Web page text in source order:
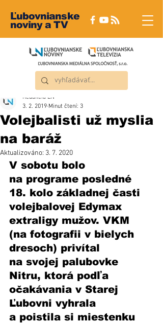
Ľubovnianske
noviny a TV
Volejbalisti už myslia
na baráž
Redakcia ĽN
3. 2. 2019 Minut čtení: 3
Aktualizováno: 3. 7. 2020
V sobotu bolo
na programe posledné
18. kolo základnej časti
volejbalovej Edymax
extraligy mužov. VKM
(na fotografii v bielych
dresoch) privítal
na svojej palubovke
Nitru, ktorá podľa
očakávania v Starej
Ľubovni vyhrala
a poistila si miestenku